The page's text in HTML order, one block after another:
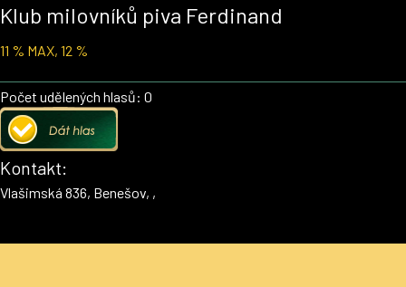
Klub milovníků piva Ferdinand
11 % MAX, 12 %
Počet udělených hlasů: 0
Kontakt:
Vlašimská 836, Benešov, ,